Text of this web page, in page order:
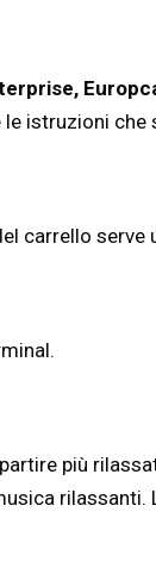
istruzioni
carrello serve
più